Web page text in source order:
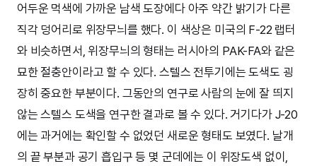
어두운 먹색에 가까운 남색 도장에다 아주 약간 밝기가 다른
직각 덩어리로 위장무늬를 했다. 이 색상은 미국의 F-22 랩터
와 비슷하면서, 위장무늬의 형태는 러시아의 PAK-FA와 같은
묘한 절충안이라고 할 수 있다. 스텔스 전투기에는 도색도 굉
장히 중요한 부분이다. 그동안의 연구로 사람의 눈에 잘 띄지
않는 스텔스 도색을 연구한 결과로 볼 수 있다. 거기다가 J-20
에는 과거에는 확인할 수 없었던 새로운 형태도 보였다. 날개
의 끝 부분과 공기 흡입구 등 몇 군데에는 이 위장도색 없이,